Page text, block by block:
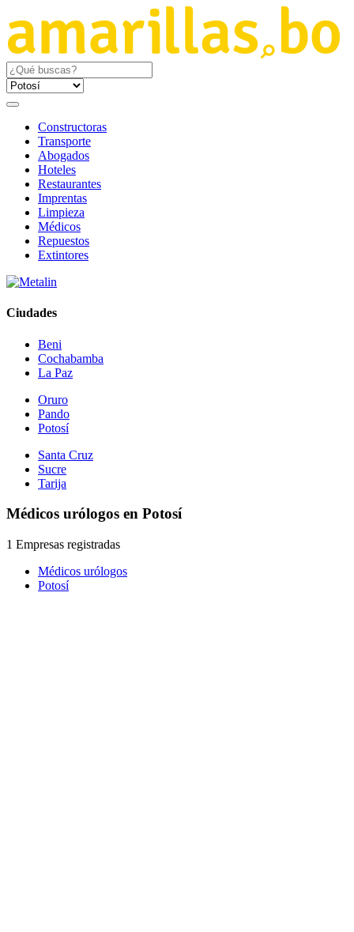
Constructoras
Transporte
Abogados
Hoteles
Restaurantes
Imprentas
Limpieza
Médicos
Repuestos
Extintores
Ciudades
Beni
Cochabamba
La Paz
Oruro
Pando
Potosí
Santa Cruz
Sucre
Tarija
Médicos urólogos en Potosí
1 Empresas registradas
Médicos urólogos
Potosí